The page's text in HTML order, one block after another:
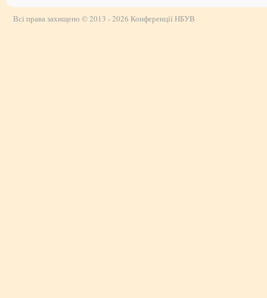
Всі права захищено © 2013 - 2026 Конференції НБУВ